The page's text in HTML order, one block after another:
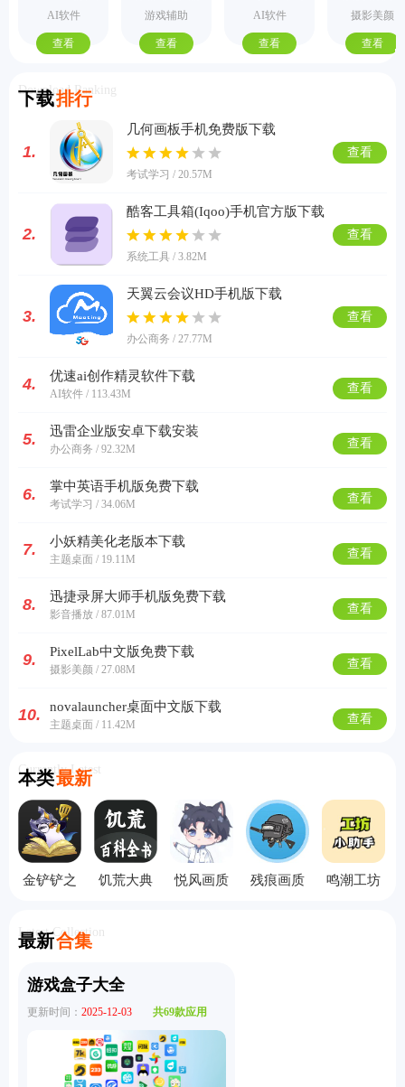
AI软件
查看
手机版
游戏辅助
查看
视频PPT助
手
AI软件
查看
业版
摄影美颜
查看
下载排行
Download Ranking
1.
几何画板手机免费版下载
考试学习 / 20.57M
查看
2.
酷客工具箱(Iqoo)手机官方版下载
系统工具 / 3.82M
查看
3.
天翼云会议HD手机版下载
办公商务 / 27.77M
查看
4. 优速ai创作精灵软件下载
AI软件 / 113.43M 查看
5. 迅雷企业版安卓下载安装
办公商务 / 92.32M 查看
6. 掌中英语手机版免费下载
考试学习 / 34.06M 查看
7. 小妖精美化老版本下载
主题桌面 / 19.11M 查看
8. 迅捷录屏大师手机版免费下载
影音播放 / 87.01M 查看
9. PixelLab中文版免费下载
摄影美颜 / 27.08M 查看
10. novalauncher桌面中文版下载
主题桌面 / 11.42M 查看
本类最新
Currently Latest
金铲铲之
饥荒大典
悦风画质
残痕画质
鸣潮工坊
最新合集
Latest Collection
游戏盒子大全
更新时间： 2025-12-03 共69款应用